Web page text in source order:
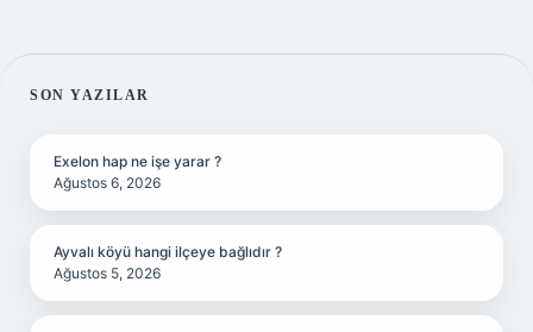
SIDEBAR
SON YAZILAR
Exelon hap ne işe yarar ?
Ağustos 6, 2026
Ayvalı köyü hangi ilçeye bağlıdır ?
Ağustos 5, 2026